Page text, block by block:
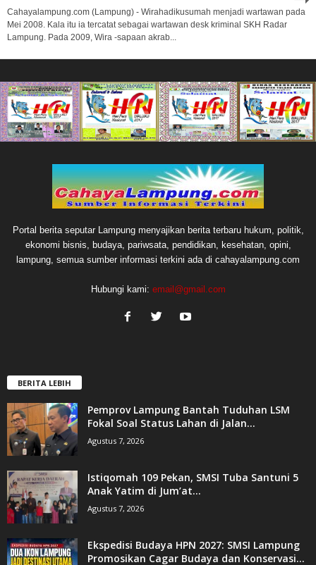
Cahayalampung.com (Lampung) - Wirahadikusumah menjadi wartawan pada
Mei 2008. Kala itu ia tercatat sebagai wartawan desk kriminal SKH Radar
Lampung. Pada 2009, Wira -sapaan akrab...
Portal berita seputar Lampung menyajikan berita terbaru hukum, politik,
ekonomi bisnis, budaya, pariwsata, pendidikan, kesehatan, opini,
lampung, semua sumber informasi terkini ada di cahayalampung.com
Hubungi kami: email@gmail.com
BERITA LEBIH
Pemprov Lampung Bantah Tuduhan LSM
Fokal Soal Status Lahan di Jalan...
Agustus 7, 2026
Istiqomah 109 Pekan, SMSI Tuba Santuni 5
Anak Yatim di Jum’at...
Agustus 7, 2026
Ekspedisi Budaya HPN 2027: SMSI Lampung
Promosikan Cagar Budaya dan Konservasi...